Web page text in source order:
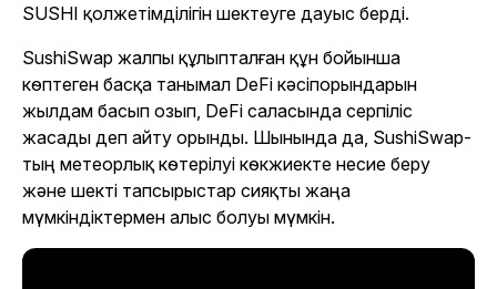
SUSHI қолжетімділігін шектеуге дауыс берді.
SushiSwap жалпы құлыпталған құн бойынша
көптеген басқа танымал DeFi кәсіпорындарын
жылдам басып озып, DeFi саласында серпіліс
жасады деп айту орынды. Шынында да, SushiSwap-
тың метеорлық көтерілуі көкжиекте несие беру
және шекті тапсырыстар сияқты жаңа
мүмкіндіктермен алыс болуы мүмкін.